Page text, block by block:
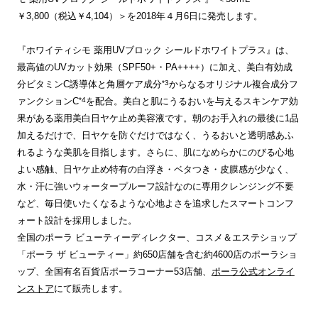
￥3,800（税込￥4,104）＞を2018年４月6日に発売します。
『ホワイティシモ 薬用UVブロック シールドホワイトプラス』は、
最高値のUVカット効果（SPF50+・PA++++）に加え、美白有効成
分ビタミンC誘導体と角層ケア成分*3からなるオリジナル複合成分フ
ァンクションC*4を配合。美白と肌にうるおいを与えるスキンケア効
果がある薬用美白日ヤケ止め美容液です。朝のお手入れの最後に1品
加えるだけで、日ヤケを防ぐだけではなく、うるおいと透明感あふ
れるような美肌を目指します。さらに、肌になめらかにのびる心地
よい感触、日ヤケ止め特有の白浮き・ベタつき・皮膜感が少なく、
水・汗に強いウォータープルーフ設計なのに専用クレンジング不要
など、毎日使いたくなるような心地よさを追求したスマートコンフ
ォート設計を採用しました。
全国のポーラ ビューティーディレクター、コスメ＆エステショップ
「ポーラ ザ ビューティー」約650店舗を含む約4600店のポーラショ
ップ、全国有名百貨店ポーラコーナー53店舗、 ポーラ公式オンライ
ンストアにて販売します。